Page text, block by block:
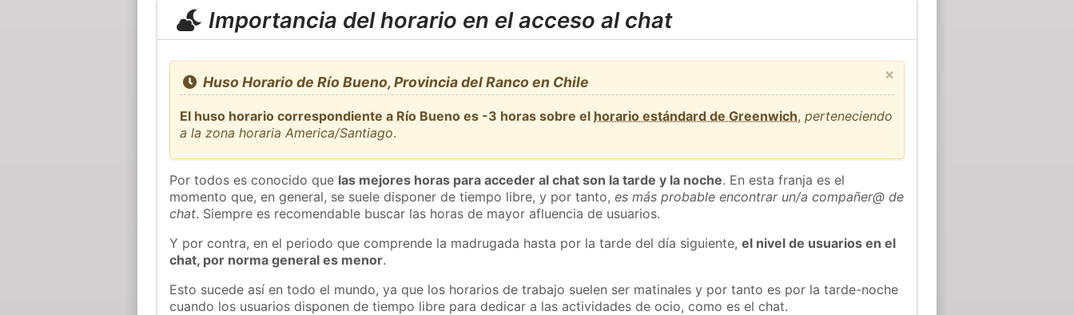
Importancia del horario en el acceso al chat
×
Huso Horario de Río Bueno, Provincia del Ranco en Chile
El huso horario correspondiente a Río Bueno es -3 horas sobre el horario estándard de Greenwich,perteneciendo
a la zona horaria America/Santiago.
Por todos es conocido que las mejores horas para acceder al chat son la tarde y la noche. En esta franja es el
momento que, en general, se suele disponer de tiempo libre, y por tanto,es más probable encontrar un/a compañer@ de
chat. Siempre es recomendable buscar las horas de mayor afluencia de usuarios.
Y por contra, en el periodo que comprende la madrugada hasta por la tarde del día siguiente,el nivel de usuarios en el
chat, por norma general es menor.
Esto sucede así en todo el mundo, ya que los horarios de trabajo suelen ser matinales y por tanto es por la tarde-noche
cuando los usuarios disponen de tiempo libre para dedicar a las actividades de ocio, como es el chat.